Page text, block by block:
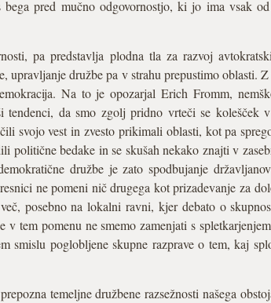
pred mučno odgovornostjo, ki jo ima vsak
pa predstavlja plodna tla za razvoj
upravljanje družbe pa v strahu prepustimo oblasti.
Na to je opozarjal Erich Fromm,
da smo zgolj pridno vrteči se kolešček
svojo vest in zvesto prikimali oblasti, kot pa
politične bedake in se skušah nekako znajti v
družbe je zato spodbujanje
ne pomeni nič drugega kot prizadevanje za
posebno na lokalni ravni, kjer debato o
tem pomenu ne smemo zamenjati s
smislu poglobljene skupne razprave o tem, kaj
temeljne družbene razsežnosti našega